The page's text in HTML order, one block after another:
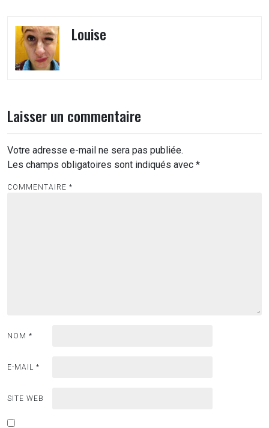
Louise
Laisser un commentaire
Votre adresse e-mail ne sera pas publiée.
Les champs obligatoires sont indiqués avec *
COMMENTAIRE *
NOM *
E-MAIL *
SITE WEB